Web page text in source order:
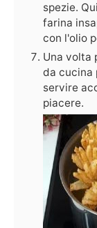
spezie.
farina
con l'olio
Una volta
da cucina
servire
piacere.